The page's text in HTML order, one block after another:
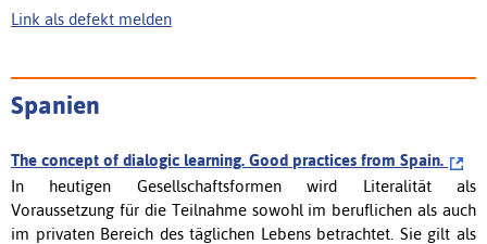
Link als defekt melden
Spanien
The concept of dialogic learning. Good practices from Spain.
In heutigen Gesellschaftsformen wird Literalität als
Voraussetzung für die Teilnahme sowohl im beruflichen als auch
im privaten Bereich des täglichen Lebens betrachtet. Sie gilt als